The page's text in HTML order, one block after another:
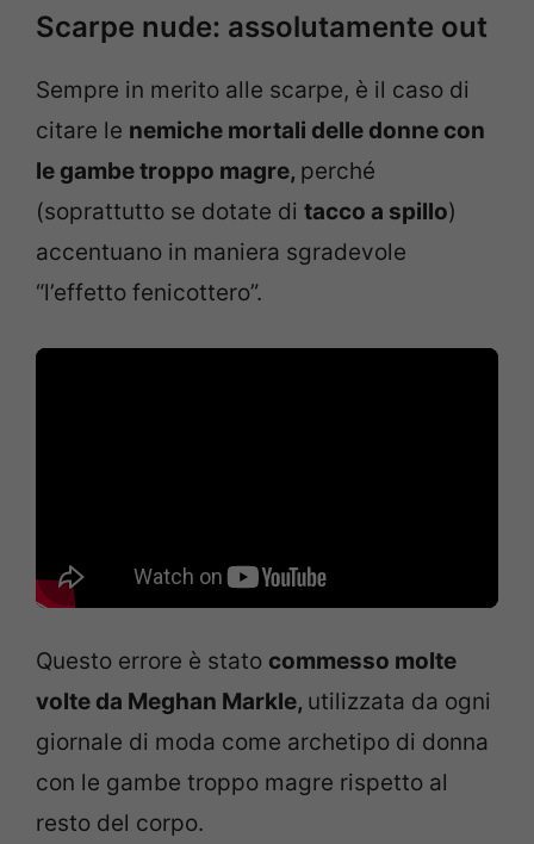
Scarpe nude: assolutamente out
Sempre in merito alle scarpe, è il caso di
citare le nemiche mortali delle donne con
le gambe troppo magre, perché
(soprattutto se dotate di tacco a spillo)
accentuano in maniera sgradevole
“l’effetto fenicottero”.
Questo errore è stato commesso molte
volte da Meghan Markle, utilizzata da ogni
giornale di moda come archetipo di donna
con le gambe troppo magre rispetto al
resto del corpo.